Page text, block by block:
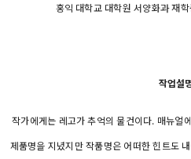
홍익 대학교 대학원 서양화과 재
작업설
작가에게는 레고가 추억의 물건이다. 매뉴얼
제품명을 지녔지만 작품명은 어떠한 힌트도